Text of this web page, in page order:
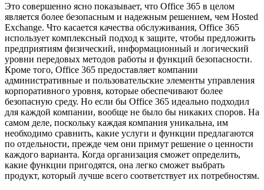
Это совершенно ясно показывает, что Office 365 в целом
является более безопасным и надежным решением, чем Hosted
Exchange. Что касается качества обслуживания, Office 365
использует комплексный подход к защите, чтобы предложить
предприятиям физический, информационный и логический
уровни передовых методов работы и функций безопасности.
Кроме того, Office 365 предоставляет компании
административные и пользовательские элементы управления
корпоративного уровня, которые обеспечивают более
безопасную среду. Но если бы Office 365 идеально подходил
для каждой компании, вообще не было бы никаких споров. На
самом деле, поскольку каждая компания уникальна, им
необходимо сравнить, какие услуги и функции предлагаются
по отдельности, прежде чем они примут решение о ценности
каждого варианта. Когда организация сможет определить,
какие функции пригодятся, она легко сможет выбрать
продукт, который лучше всего соответствует их потребностям.